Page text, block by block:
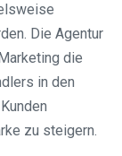
Die Agentur
die
in den
zu steigern.